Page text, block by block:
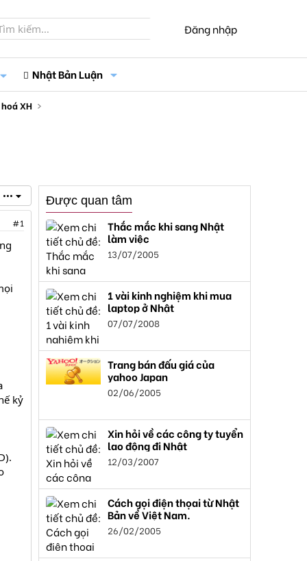
Đăng nhập
Nhật Bản Luận
XH
•••
#1
kỷ
Được quan tâm
Thắc mắc khi sang Nhật
làm việc
13/07/2005
1 vài kinh nghiệm khi mua
laptop ở Nhật
07/07/2008
Trang bán đấu giá của
yahoo Japan
02/06/2005
Xin hỏi về các công ty tuyển
lao động đi Nhật
12/03/2007
Cách gọi điện thọai từ Nhật
Bản về Việt Nam.
26/02/2005